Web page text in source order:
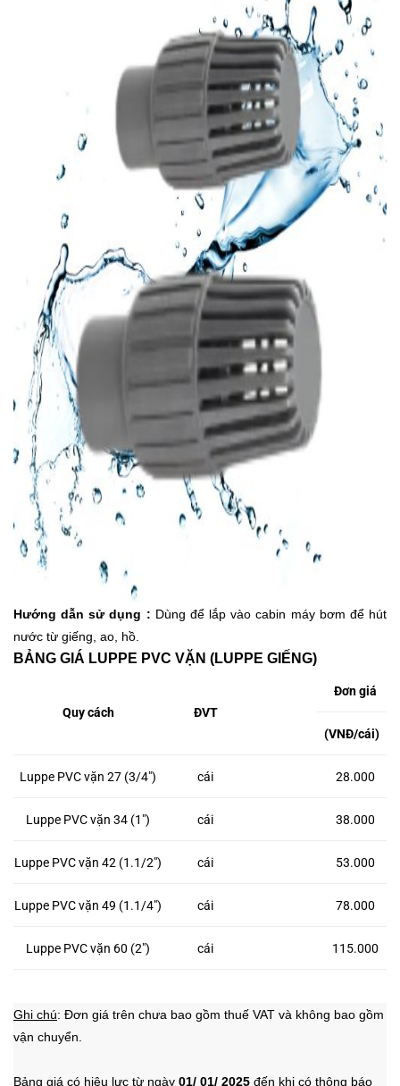
Hướng dẫn sử dụng : Dùng để lắp vào cabin máy bơm để hút
nước từ giếng, ao, hồ.
BẢNG GIÁ LUPPE PVC VẶN (LUPPE GIẾNG)
Quy cách ĐVT
Đơn giá
(VNĐ/cái)
Luppe PVC vặn 27 (3/4″) cái 28.000
Luppe PVC vặn 34 (1″) cái 38.000
Luppe PVC vặn 42 (1.1/2″) cái 53.000
Luppe PVC vặn 49 (1.1/4″) cái 78.000
Luppe PVC vặn 60 (2″) cái 115.000
Ghi chú: Đơn giá trên chưa bao gồm thuế VAT và không bao gồm
vận chuyển.
Bảng giá có hiệu lực từ ngày 01/ 01/ 2025 đến khi có thông báo